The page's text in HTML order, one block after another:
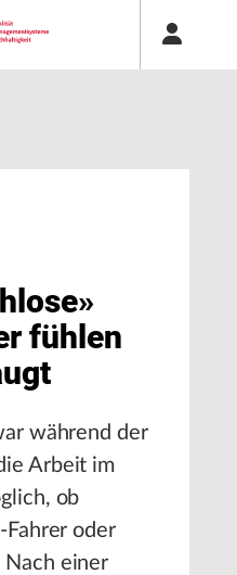
fühlen
während der
Arbeit im
ob
Fahrer oder
Nach einer